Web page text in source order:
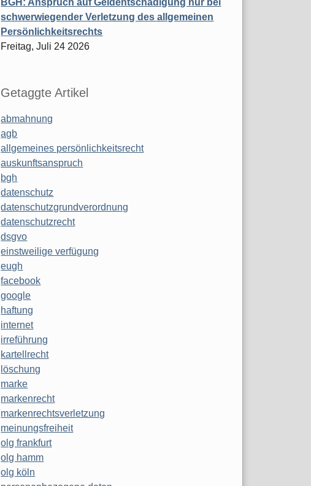
BGH: Anspruch auf Geldentschädigung nur bei
schwerwiegender Verletzung des allgemeinen
Persönlichkeitsrechts
Freitag, Juli 24 2026
Getaggte Artikel
abmahnung
agb
allgemeines persönlichkeitsrecht
auskunftsanspruch
bgh
datenschutz
datenschutzgrundverordnung
datenschutzrecht
dsgvo
einstweilige verfügung
eugh
facebook
google
haftung
internet
irreführung
kartellrecht
löschung
marke
markenrecht
markenrechtsverletzung
meinungsfreiheit
olg frankfurt
olg hamm
olg köln